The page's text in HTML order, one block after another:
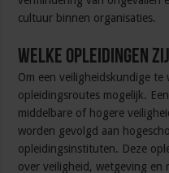
cultuur binnen organisaties.
Welke opleidingen
Om een veiligheidskundige te
opleidingsroutes mogelijk.
middelbare of hogere
worden gevolgd aan
opleidingsinstituten. Deze
over veiligheid, wetgeving en